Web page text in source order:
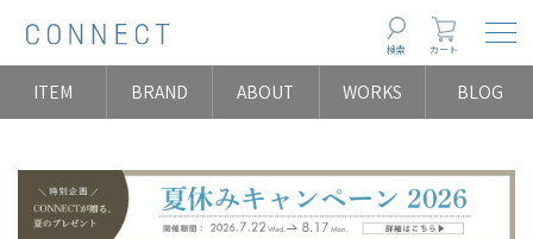
検索 カート
ITEM BRAND ABOUT WORKS BLOG